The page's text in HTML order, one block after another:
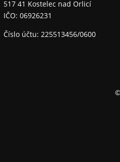
517 41 Kostelec nad Orlicí
IČO: 06926231
Číslo účtu: 225513456/0600